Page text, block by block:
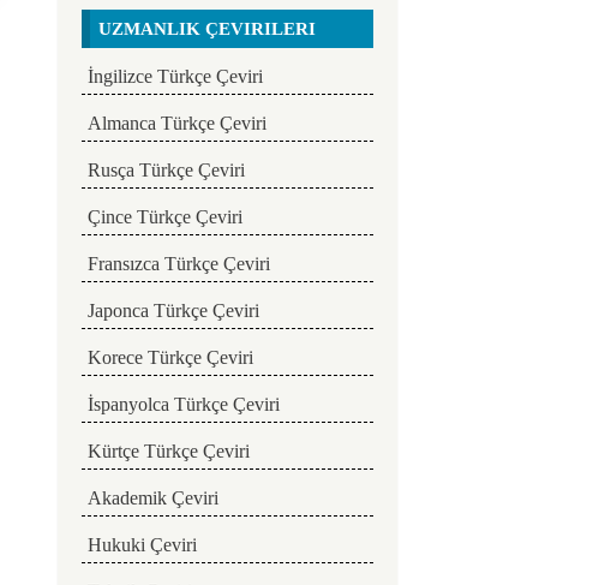
UZMANLIK ÇEVIRILERI
İngilizce Türkçe Çeviri
Almanca Türkçe Çeviri
Rusça Türkçe Çeviri
Çince Türkçe Çeviri
Fransızca Türkçe Çeviri
Japonca Türkçe Çeviri
Korece Türkçe Çeviri
İspanyolca Türkçe Çeviri
Kürtçe Türkçe Çeviri
Akademik Çeviri
Hukuki Çeviri